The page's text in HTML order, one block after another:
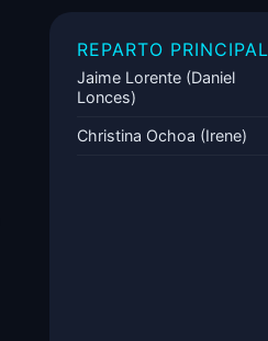
REPARTO PRINCIPAL
Jaime Lorente (Daniel
Lonces)
Christina Ochoa (Irene)